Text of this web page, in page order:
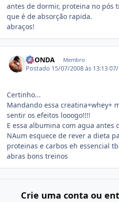
antes de dormir, proteina no pós
que é de absorção rapida.
abraços!
LAONDA Membro
Postado 15/07/2008 às 13:13
Certinho...
Mandando essa creatina+whey+
sentir os efeitos looogo!!!!
E essa albumina com agua antes
NAum esquece de rever a dieta
proteinas e carbos eh essencial
abras bons treinos
Crie uma conta ou